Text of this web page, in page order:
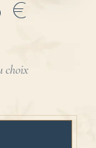
€
choix